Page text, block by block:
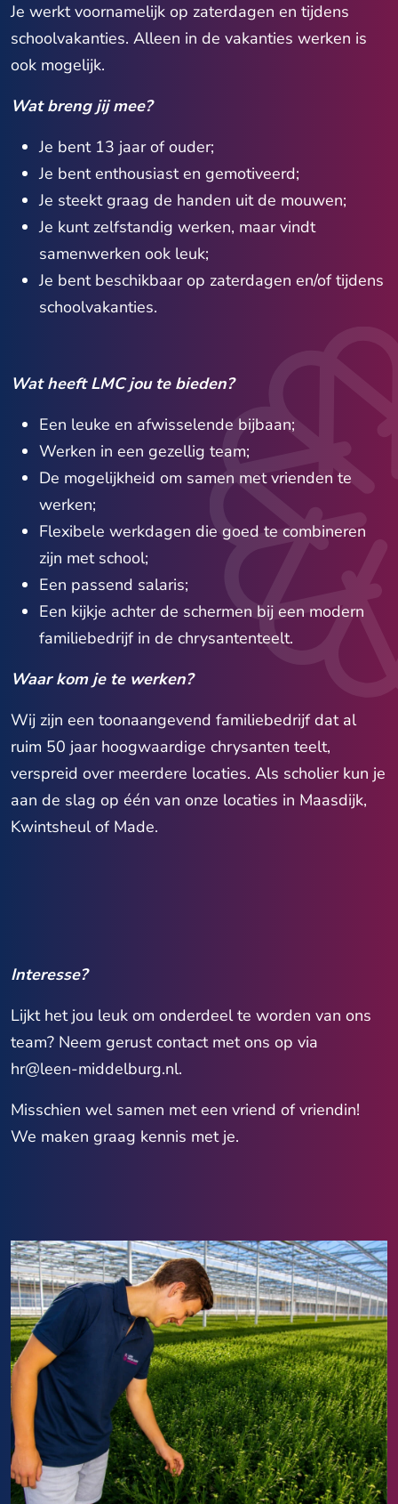
Je werkt voornamelijk op zaterdagen en tijdens
schoolvakanties. Alleen in de vakanties werken is
ook mogelijk.
Wat breng jij mee?
Je bent 13 jaar of ouder;
Je bent enthousiast en gemotiveerd;
Je steekt graag de handen uit de mouwen;
Je kunt zelfstandig werken, maar vindt
samenwerken ook leuk;
Je bent beschikbaar op zaterdagen en/of tijdens
schoolvakanties.
Wat heeft LMC jou te bieden?
Een leuke en afwisselende bijbaan;
Werken in een gezellig team;
De mogelijkheid om samen met vrienden te
werken;
Flexibele werkdagen die goed te combineren
zijn met school;
Een passend salaris;
Een kijkje achter de schermen bij een modern
familiebedrijf in de chrysantenteelt.
Waar kom je te werken?
Wij zijn een toonaangevend familiebedrijf dat al
ruim 50 jaar hoogwaardige chrysanten teelt,
verspreid over meerdere locaties. Als scholier kun je
aan de slag op één van onze locaties in Maasdijk,
Kwintsheul of Made.
Interesse?
Lijkt het jou leuk om onderdeel te worden van ons
team? Neem gerust contact met ons op via
hr@leen-middelburg.nl.
Misschien wel samen met een vriend of vriendin!
We maken graag kennis met je.